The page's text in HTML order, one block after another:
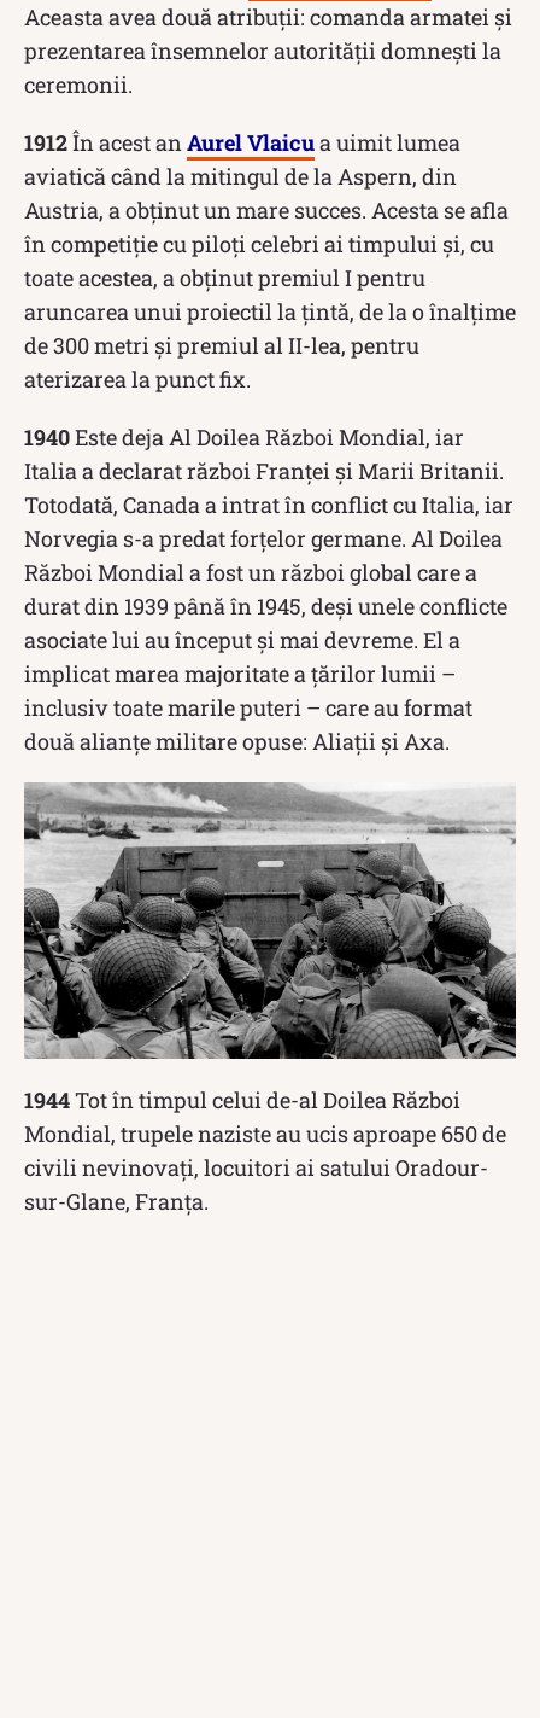
Aceasta avea două atribuții: comanda armatei și
prezentarea însemnelor autorității domnești la
ceremonii.
1912În acest an Aurel Vlaicua uimit lumea
aviatică când la mitingul de la Aspern, din
Austria, a obținut un mare succes. Acesta se afla
în competiție cu piloți celebri ai timpului și, cu
toate acestea, a obținut premiul I pentru
aruncarea unui proiectil la țintă, de la o înalțime
de 300 metri și premiul al II-lea, pentru
aterizarea la punct fix.
1940Este deja Al Doilea Război Mondial, iar
Italia a declarat război Franței și Marii Britanii.
Totodată, Canada a intrat în conflict cu Italia, iar
Norvegia s-a predat forțelor germane. Al Doilea
Război Mondial a fost un război global care a
durat din 1939 până în 1945, deși unele conflicte
asociate lui au început și mai devreme. El a
implicat marea majoritate a țărilor lumii –
inclusiv toate marile puteri – care au format
două alianțe militare opuse: Aliații și Axa.
1944Tot în timpul celui de-al Doilea Război
Mondial, trupele naziste au ucis aproape 650 de
civili nevinovați, locuitori ai satului Oradour-
sur-Glane, Franța.